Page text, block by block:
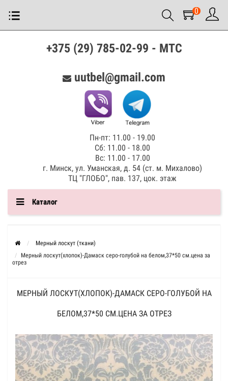
0
+375 (29) 785-02-99 - МТС
uutbel@gmail.com
Пн-пт: 11.00 - 19.00
Сб: 11.00 - 18.00
Вс: 11.00 - 17.00
г. Минск, ул. Уманская, д. 54 (ст. м. Михалово)
ТЦ "ГЛОБО", пав. 137, цок. этаж
Каталог
Мерный лоскут (ткани)
Мерный лоскут(хлопок)-Дамаск серо-голубой на белом,37*50 см.цена за
отрез
МЕРНЫЙ ЛОСКУТ(ХЛОПОК)-ДАМАСК СЕРО-ГОЛУБОЙ НА
БЕЛОМ,37*50 СМ.ЦЕНА ЗА ОТРЕЗ